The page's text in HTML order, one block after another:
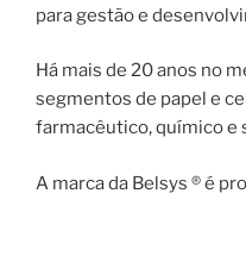
para gestão e
Há mais de 20 anos no
segmentos de papel e
farmacêutico, químico e
A marca da Belsys ® é